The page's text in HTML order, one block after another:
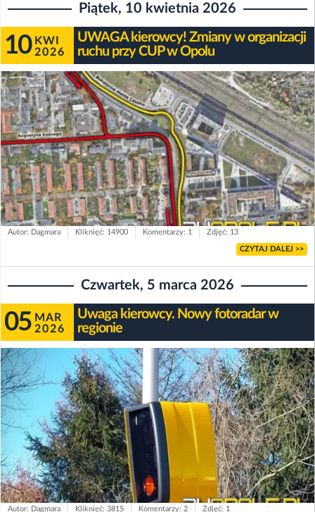
Piątek, 10 kwietnia 2026
10 KWI
2026
UWAGA kierowcy! Zmiany w organizacji
ruchu przy CUP w Opolu
Autor: Dagmara Kliknięć: 14900 Komentarzy: 1 Zdjęć: 13
CZYTAJ DALEJ >>
Czwartek, 5 marca 2026
05 MAR
2026
Uwaga kierowcy. Nowy fotoradar w
regionie
Autor: Dagmara Kliknięć: 3815 Komentarzy: 2 Zdjęć: 1